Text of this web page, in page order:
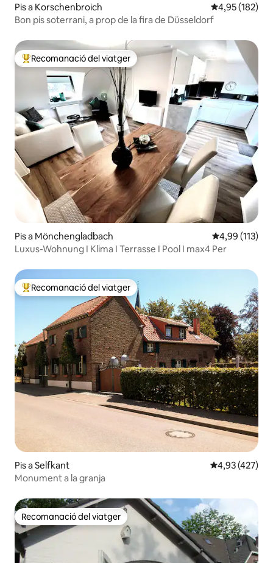
Pis a Korschenbroich 4,95 de
4,95 (182)
Bon pis soterrani, a prop de la fira de Düsseldorf
Principals recomanacions dels viatgers
Recomanació del viatger
Pis a Mönchengladbach 4,99 de
4,99 (113)
Luxus-Wohnung I Klima I Terrasse I Pool I max4 Per
Principals recomanacions dels viatgers
Recomanació del viatger
Pis a Selfkant 4,93 de
4,93 (427)
Monument a la granja
Recomanació del viatger
Recomanació del viatger